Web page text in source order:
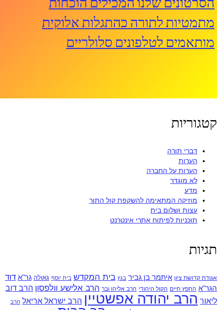
מתמטיות לתורה כהתגלות אלוקית
מותאמים לטלפונים סלולריים
קטגוריות
דברי תורה
הערות
הערות על החברה
לא מוגדר
מדע
מוזיקה המתאימה להשקפת קול התור
עצות ושלום בית
תוכניות לפיתוח אתרי אינטרנט
תגיות
אגודת קדושת ציון איתמר בן גביר בגץ בית המקדש בית יוסף גאולה גר"א דוד
הגר"א החפץ חיים הקול היהודי הרב אליהו ובר הרב אלישע וולפסון הרב דוב
ליאור הרב יהודה אפשטיין הרב ישראל אריאל הרב